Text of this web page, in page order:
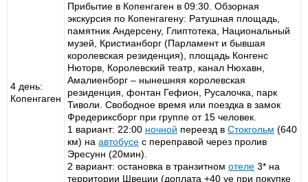
4 день:
Копенгаген
Прибытие в Копенгаген в 09:30. Обзорная
экскурсия по Копенгагену: Ратушная площадь,
памятник Андерсену, Глиптотека, Национальный
музей, Кристианборг (Парламент и бывшая
королевская резиденция), площадь Конгенс
Нюторв, Королевский театр, канал Нюхавн,
Амалиенборг – нынешняя королевская
резиденция, фонтан Гефион, Русалочка, парк
Тиволи. Свободное время или поездка в замок
Фредериксборг при группе от 15 человек.
1 вариант: 22:00 ночной переезд в Стокгольм (640
км) на автобусе с переправой через пролив
Эресунн (20мин).
2 вариант: остановка в транзитном отеле 3* на
территории Швеции (доплата +40 уе при покупке